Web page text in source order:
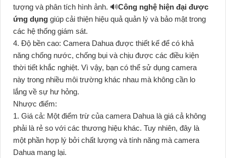
tượng và phân tích hình ảnh. 🔊Công nghệ hiện đại được
ứng dụng giúp cải thiện hiệu quả quản lý và bảo mật trong
các hệ thống giám sát.
4. Độ bền cao: Camera Dahua được thiết kế để có khả
năng chống nước, chống bụi và chịu được các điều kiện
thời tiết khắc nghiệt. Vì vậy, bạn có thể sử dụng camera
này trong nhiều môi trường khác nhau mà không cần lo
lắng về sự hư hỏng.
Nhược điểm:
1. Giá cả: Một điểm trừ của camera Dahua là giá cả không
phải là rẻ so với các thương hiệu khác. Tuy nhiên, đây là
một phần hợp lý bởi chất lượng và tính năng mà camera
Dahua mang lại.